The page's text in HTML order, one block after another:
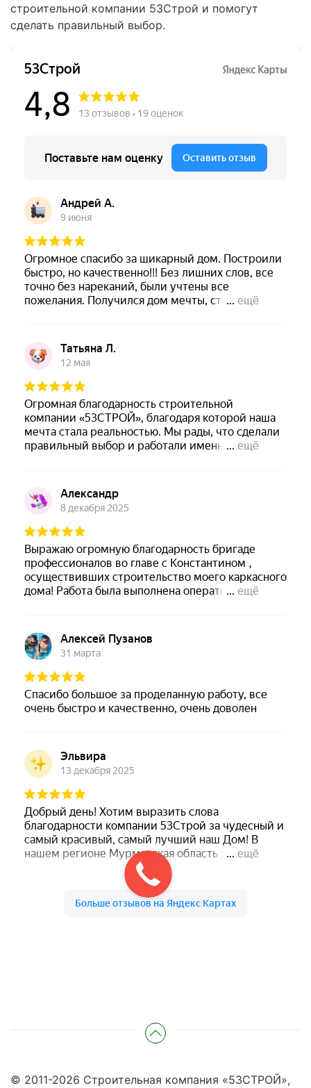
строительной компании 53Строй и помогут
сделать правильный выбор.
© 2011-2026 Строительная компания «53СТРОЙ»,